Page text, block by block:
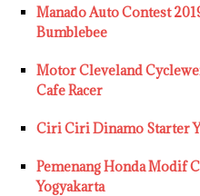
Manado Auto Contest
Bumblebee
Motor Cleveland
Cafe Racer
Ciri Ciri Dinamo Starter
Pemenang Honda Modif
Yogyakarta